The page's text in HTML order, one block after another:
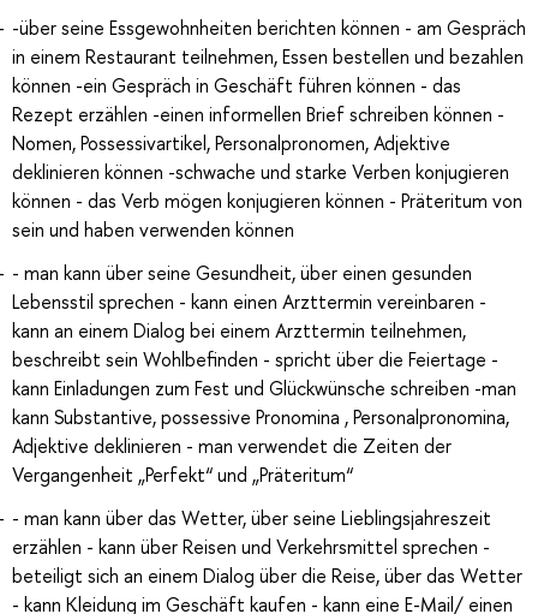
-über seine Essgewohnheiten berichten können - am Gespräch
in einem Restaurant teilnehmen, Essen bestellen und bezahlen
können -ein Gespräch in Geschäft führen können - das
Rezept erzählen -einen informellen Brief schreiben können -
Nomen, Possessivartikel, Personalpronomen, Adjektive
deklinieren können -schwache und starke Verben konjugieren
können - das Verb mögen konjugieren können - Präteritum von
sein und haben verwenden können
- man kann über seine Gesundheit, über einen gesunden
Lebensstil sprechen - kann einen Arzttermin vereinbaren -
kann an einem Dialog bei einem Arzttermin teilnehmen,
beschreibt sein Wohlbefinden - spricht über die Feiertage -
kann Einladungen zum Fest und Glückwünsche schreiben -man
kann Substantive, possessive Pronomina , Personalpronomina,
Adjektive deklinieren - man verwendet die Zeiten der
Vergangenheit „Perfekt“ und „Präteritum“
- man kann über das Wetter, über seine Lieblingsjahreszeit
erzählen - kann über Reisen und Verkehrsmittel sprechen -
beteiligt sich an einem Dialog über die Reise, über das Wetter
- kann Kleidung im Geschäft kaufen - kann eine E-Mail/ einen